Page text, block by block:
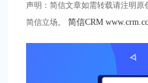
声明：简信文章如需转载请注明
简信立场。
简信CRM www.crm.cc